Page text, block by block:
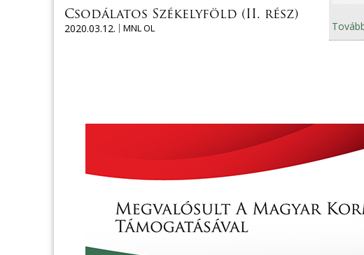
a
Csodálatos Székelyföld (II. rész)
2020.03.12.
MNL OL